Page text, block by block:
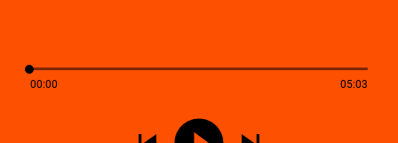
00:00 05:03